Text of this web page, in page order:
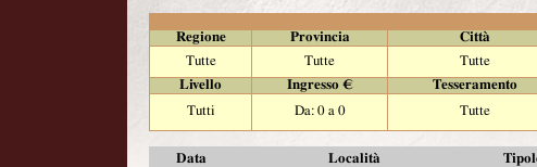
Regione
Provincia Città
Tutte
Tutte Tutte
Livello
Ingresso €
Tesseramento
Tutti
Da: 0 a 0 Tutte
Data Località